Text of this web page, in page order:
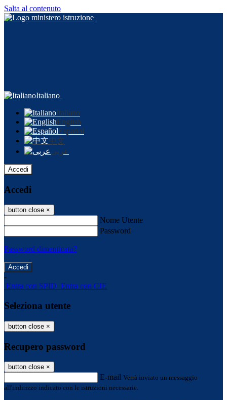
Salta al contenuto
Italiano
Italiano
English
Español
中文
عربى
Accedi
Accedi
button close ×
Nome Utente
Password
Password dimenticata?
-
Entra con SPID Entra con CIE
Seleziona utente
button close ×
Recupero password
button close ×
E-mail Verrà inviato un messaggio
all'indirizzo indicato con le istruzioni necessarie.